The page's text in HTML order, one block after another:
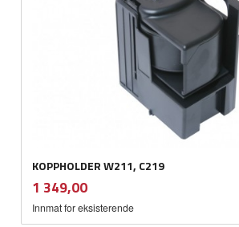
KOPPHOLDER W211, C219
Pris
1 349,00mva.
Innmat for eksisterende